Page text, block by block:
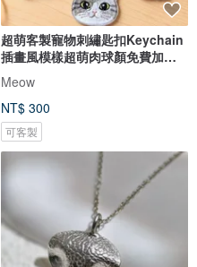
超萌客製寵物刺繡匙扣Keychain
插畫風模樣超萌肉球顏免費加名
字
Meow
NT$ 300
可客製